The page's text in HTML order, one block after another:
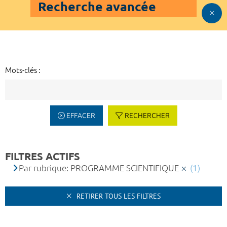
Recherche avancée
Mots-clés :
EFFACER RECHERCHER
FILTRES ACTIFS
Par rubrique: PROGRAMME SCIENTIFIQUE (1)
RETIRER TOUS LES FILTRES